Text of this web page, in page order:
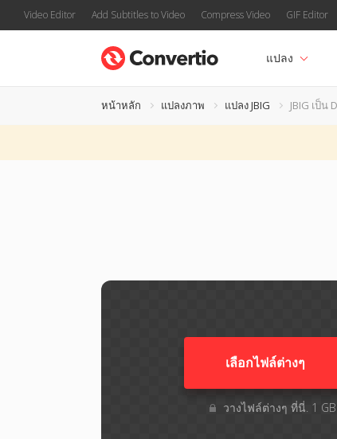
Video Editor Add Subtitles to Video Compress Video GIF Editor
แปลง
หน้าหลัก แปลงภาพ แปลง JBIG JBIG เป็น
เลือกไฟล์ต่างๆ​
วางไฟล์ต่างๆ​ ที่นี่. 1